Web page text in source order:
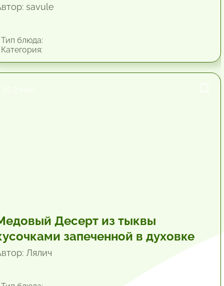
savule
блюда:
Десерт из тыквы
запеченной в духовке
Лялич